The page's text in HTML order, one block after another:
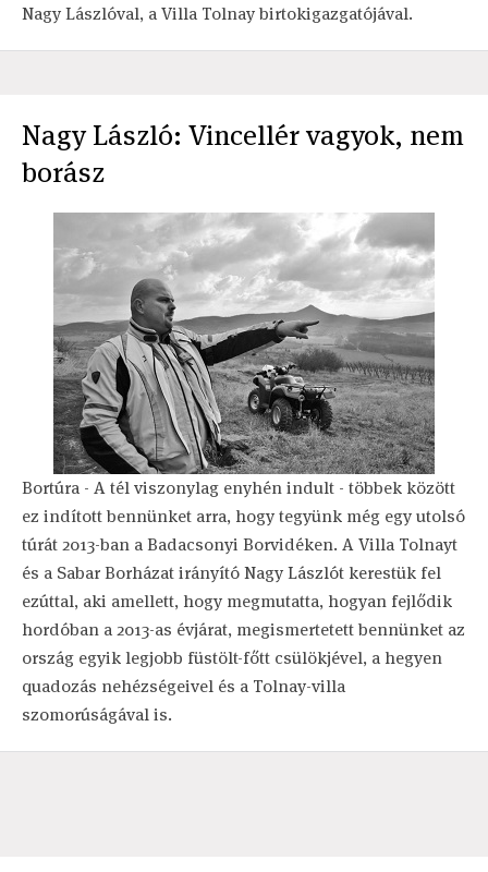
Nagy Lászlóval, a Villa Tolnay birtokigazgatójával.
Nagy László: Vincellér vagyok, nem
borász
Bortúra - A tél viszonylag enyhén indult - többek között
ez indított bennünket arra, hogy tegyünk még egy utolsó
túrát 2013-ban a Badacsonyi Borvidéken. A Villa Tolnayt
és a Sabar Borházat irányító Nagy Lászlót kerestük fel
ezúttal, aki amellett, hogy megmutatta, hogyan fejlődik
hordóban a 2013-as évjárat, megismertetett bennünket az
ország egyik legjobb füstölt-főtt csülökjével, a hegyen
quadozás nehézségeivel és a Tolnay-villa
szomorúságával is.